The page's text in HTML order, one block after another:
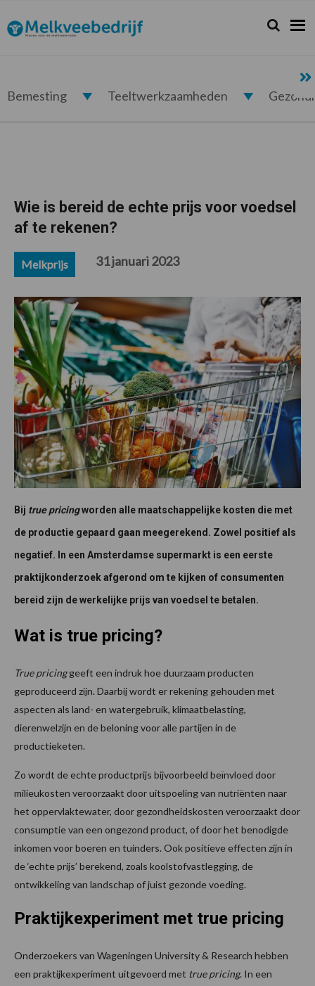
de
hoofdnavigatie
de
hoofd
de
eerste
de
voettekst
Melkveebedrijf.nl Zoeken...
Zoek
Bemesting Teeltwerkzaamheden
Wie is bereid de echte prijs voor voedsel
af te rekenen?
Melkprijs 31 januari 2023
Bij true pricingworden alle maatschappelijke kosten die met
de productie gepaard gaan meegerekend. Zowel positief als
negatief. In een Amsterdamse supermarkt is een eerste
praktijkonderzoek afgerond om te kijken of consumenten
bereid zijn de werkelijke prijs van voedsel te betalen.
Wat is true pricing?
True pricinggeeft een indruk hoe duurzaam producten
geproduceerd zijn. Daarbij wordt er rekening gehouden met
aspecten als land- en watergebruik, klimaatbelasting,
dierenwelzijn en de beloning voor alle partijen in de
productieketen.
Zo wordt de echte productprijs bijvoorbeeld beïnvloed door
milieukosten veroorzaakt door uitspoeling van nutriënten naar
het oppervlaktewater, door gezondheidskosten veroorzaakt door
consumptie van een ongezond product, of door het benodigde
inkomen voor boeren en tuinders. Ook positieve effecten zijn in
de ‘echte prijs’ berekend, zoals koolstofvastlegging, de
ontwikkeling van landschap of juist gezonde voeding.
Praktijkexperiment met true pricing
Onderzoekers van Wageningen University & Research hebben
een praktijkexperiment uitgevoerd met true pricing. In een